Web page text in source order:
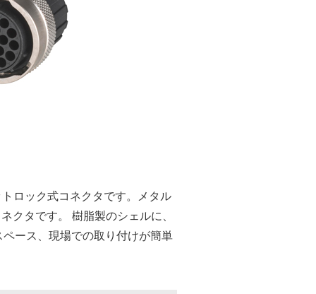
ロック式コネクタです。メタル
クタです。 樹脂製のシェルに、
ース、現場での取り付けが簡単